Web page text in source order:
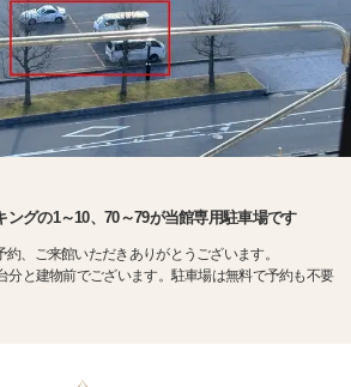
ングの1～10、70～79が当館専用駐車場です
、ご来館いただきありがとうございます。
分と建物前でございます。駐車場は無料で予約も不要